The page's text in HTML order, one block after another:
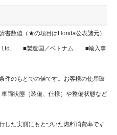
書数値（★の項目はHonda公表諸元）
Ltd. ■製造国／ベトナム ■輸入事
のもとでの値です。お客様の使用環
両状態（装備、仕様）や整備状態など
た実測にもとづいた燃料消費率です